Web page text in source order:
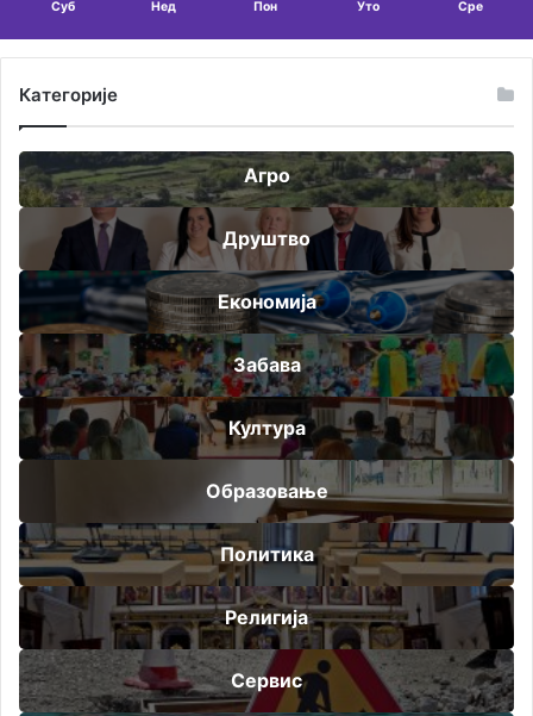
Суб Нед Пон Уто Сре
Категорије
Агро
Друштво
Економија
Забава
Култура
Образовање
Политика
Религија
Сервис